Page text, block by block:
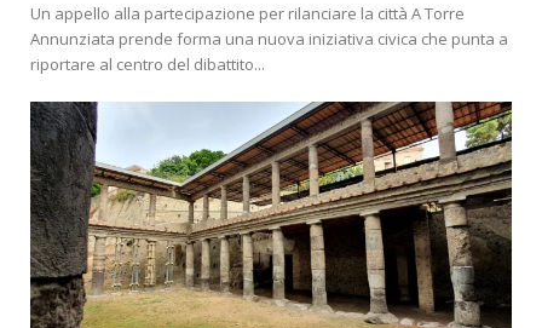
Un appello alla partecipazione per rilanciare la città A Torre
Annunziata prende forma una nuova iniziativa civica che punta a
riportare al centro del dibattito...